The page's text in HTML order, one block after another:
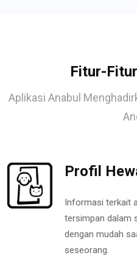
Fitur-
Aplikasi Anabul
Profil
Informasi terkait
tersimpan dalam
dengan mudah
seseorang.